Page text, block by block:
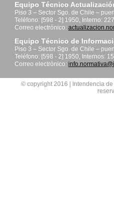
Equipo Técnico
Piso 3 – Sector Sgo. de Chile –
Teléfono: [598 - 2] 1950, Interno:
Correo electrónico:
Equipo Técnico de
Piso 3 – Sector Sgo. de Chile –
Teléfono: [598 - 2] 1950, Internos:
Correo electrónico:
© copyright 2016 | Intendencia